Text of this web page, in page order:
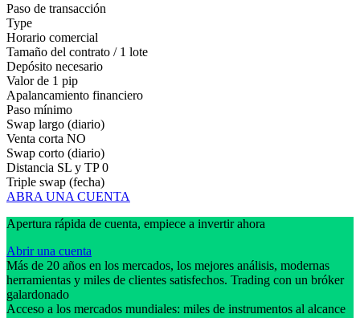
Paso de transacción
Type
Horario comercial
Tamaño del contrato / 1 lote
Depósito necesario
Valor de 1 pip
Apalancamiento financiero
Paso mínimo
Swap largo (diario)
Venta corta NO
Swap corto (diario)
Distancia SL y TP 0
Triple swap (fecha)
ABRA UNA CUENTA
Apertura rápida de cuenta, empiece a invertir ahora
Abrir una cuenta
Más de 20 años en los mercados, los mejores análisis, modernas
herramientas y miles de clientes satisfechos. Trading con un bróker
galardonado
Acceso a los mercados mundiales: miles de instrumentos al alcance